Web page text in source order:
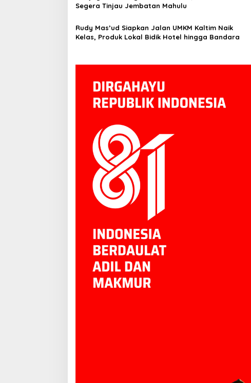
Segera Tinjau Jembatan Mahulu
Rudy Mas’ud Siapkan Jalan UMKM Kaltim Naik
Kelas, Produk Lokal Bidik Hotel hingga Bandara